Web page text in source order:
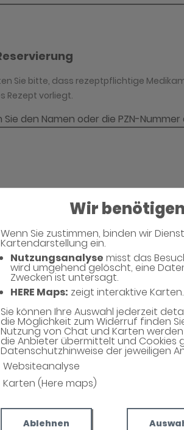
Wir
Wenn Sie zustimmen, binden wir
Kartendarstellung ein.
Nutzungsanalyse misst das
wird umgehend gelöscht, eine
Zwecken ist untersagt.
HERE Maps: zeigt interaktive Karten.
Sie können Ihre Auswahl jederzeit
die Möglichkeit zum Widerruf finden
Nutzung von Chat und Karten
die Anbieter übermittelt und Cookies
Datenschutzhinweise der jeweiligen
Websiteanalyse
Karten (Here maps)
Ablehnen